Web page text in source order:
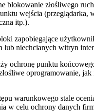
blokowanie złośliwego
wejścia (przeglądarka,
itp.).
zapobiegające
lub niechcianych witryn
ochronę punktu
oprogramowanie, jak
warunkowego stale
w celu ochrony danych